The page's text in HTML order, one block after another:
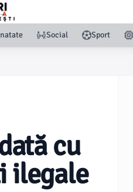
Social Sport
cu
ilegale